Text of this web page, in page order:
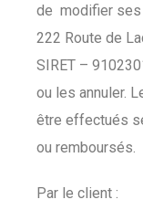
de modifier ses
222 Route de
SIRET –
ou les annuler.
être effectués
ou remboursés.
Par le client :